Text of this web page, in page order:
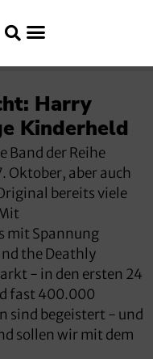
Harry
Kinderheld
Band der Reihe
Oktober, aber auch
bereits viele
mit Spannung
the Deathly
- in den ersten 24
fast 400.000
sind begeistert - und
sollen wir mit dem